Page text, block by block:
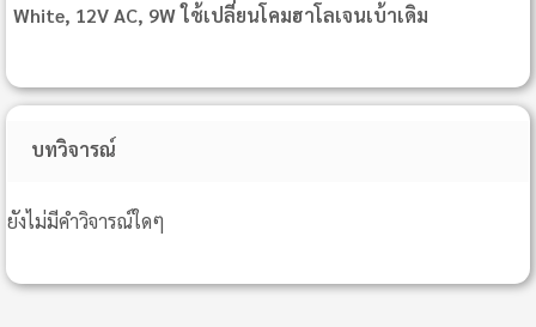
White, 12V AC, 9W ใช้เปลี่ยนโคมฮาโลเจนเบ้าเดิม
บทวิจารณ์
ยังไม่มีคำวิจารณ์ใดๆ